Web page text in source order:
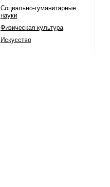
Социально-гуманитарные
науки
Физическая культура
Искусство